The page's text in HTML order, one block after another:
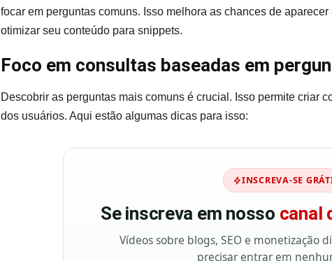
focar em perguntas comuns. Isso melhora as chances de
otimizar seu conteúdo para snippets.
Foco em consultas baseadas em
Descobrir as perguntas mais comuns é crucial. Isso permite criar
dos usuários. Aqui estão algumas dicas para isso:
INSCREVA-SE
Se inscreva em nosso canal
Vídeos sobre blogs, SEO e monetização
precisar entrar em